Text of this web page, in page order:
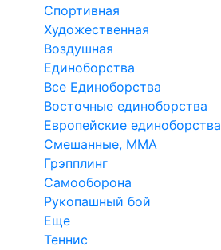
Спортивная
Художественная
Воздушная
Единоборства
Все Единоборства
Восточные единоборства
Европейские единоборства
Смешанные, ММА
Грэпплинг
Самооборона
Рукопашный бой
Еще
Теннис